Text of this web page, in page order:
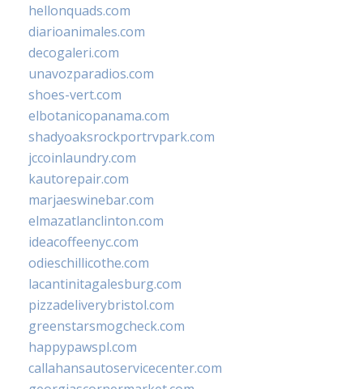
hellonquads.com
diarioanimales.com
decogaleri.com
unavozparadios.com
shoes-vert.com
elbotanicopanama.com
shadyoaksrockportrvpark.com
jccoinlaundry.com
kautorepair.com
marjaeswinebar.com
elmazatlanclinton.com
ideacoffeenyc.com
odieschillicothe.com
lacantinitagalesburg.com
pizzadeliverybristol.com
greenstarsmogcheck.com
happypawspl.com
callahansautoservicecenter.com